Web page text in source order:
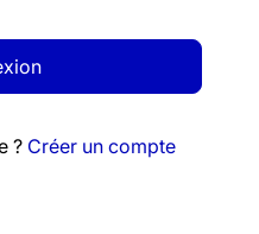
? Créer un compte